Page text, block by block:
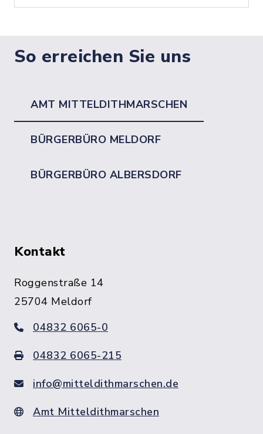
So erreichen Sie uns
AMT MITTELDITHMARSCHEN
BÜRGERBÜRO MELDORF
BÜRGERBÜRO ALBERSDORF
Kontakt
Roggenstraße 14
25704 Meldorf
04832 6065-0
04832 6065-215
info@mitteldithmarschen.de
Amt Mitteldithmarschen